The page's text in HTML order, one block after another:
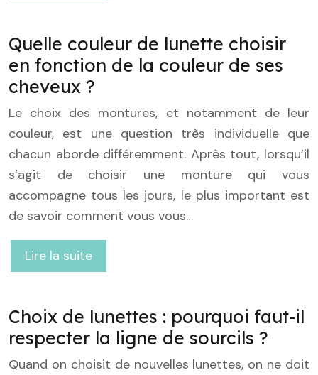
Quelle couleur de lunette choisir
en fonction de la couleur de ses
cheveux ?
Le choix des montures, et notamment de leur
couleur, est une question très individuelle que
chacun aborde différemment. Après tout, lorsqu’il
s’agit de choisir une monture qui vous
accompagne tous les jours, le plus important est
de savoir comment vous vous…
Lire la suite
Choix de lunettes : pourquoi faut-il
respecter la ligne de sourcils ?
Quand on choisit de nouvelles lunettes, on ne doit